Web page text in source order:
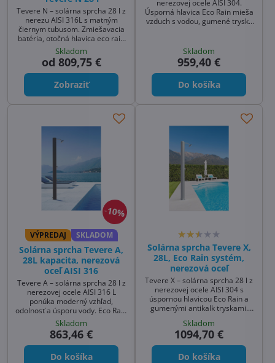
Tevere N – solárna sprcha 28 l z
nerezu AISI 316L s matným
čiernym tubusom. Zmiešavacia
batéria, otočná hlavica eco rain
s mäkkými antikalk tryskami a
nádobka na mydlo. Kompaktná
záhradná sprcha solárna k
bazénu aj na terasu. Základná
čierna: 790 €, farby na
objednávku +250 € (~14 dní).
Skladom
od 809,75 €
Zobraziť
nerezovej ocele AISI 304.
Úsporná hlavica Eco Rain mieša
vzduch s vodou, gumené trysky
montáž – ideálna sprcha k
bazénu a solárna sprcha do
záhrady.
Skladom
959,40 €
Do košíka
10%
VÝPREDAJ SKLADOM
Solárna sprcha Tevere A,
28L kapacita, nerezová
oceľ AISI 316
Tevere A – solárna sprcha 28 l z
nerezovej ocele AISI 316 L
ponúka moderný vzhľad,
odolnosť a úsporu vody. Eco Rain
hlavica šetrí spotrebu, gumené
antikalk trysky uľahčujú čistenie.
Ideálna záhradná sprcha
solárna aj sprcha k bazénu.
Skladom
863,46 €
Do košíka
Solárna sprcha Tevere X,
28L, Eco Rain systém,
nerezová oceľ
Tevere X – solárna sprcha 28 l z
nerezovej ocele AISI 304 s
úspornou hlavicou Eco Rain a
gumenými antikalk tryskami.
konštrukcia a jednoduchá
montáž. Ideálna sprcha k
bazénu aj solárna sprcha do
záhrady.
Skladom
1094,70 €
Do košíka